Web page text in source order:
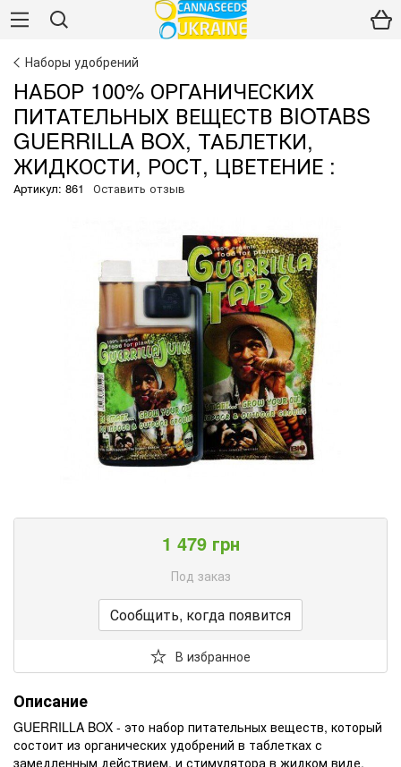
Наборы удобрений
НАБОР 100% ОРГАНИЧЕСКИХ
ПИТАТЕЛЬНЫХ ВЕЩЕСТВ BIOTABS
GUERRILLA BOX, ТАБЛЕТКИ,
ЖИДКОСТИ, РОСТ, ЦВЕТЕНИЕ :
Артикул: 861 Оставить отзыв
1 479 грн
Под заказ
Сообщить, когда появится
В избранное
Описание
GUERRILLA BOX - это набор питательных веществ, который
состоит из органических удобрений в таблетках с
замедленным действием, и стимулятора в жидком виде,